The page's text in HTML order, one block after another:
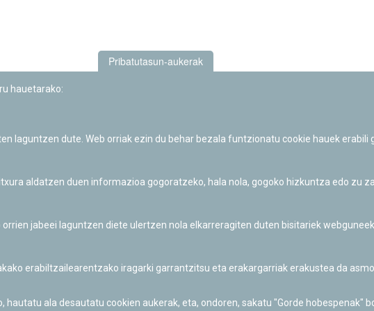
Pribatutasun-aukerak
hauetarako:
laguntzen dute. Web orriak ezin du behar bezala funtzionatu cookie hauek erabili
aldatzen duen informazioa gogoratzeko, hala nola, gogoko hizkuntza edo zu
jabeei laguntzen diete ulertzen nola elkarreragiten duten bisitariek
erabiltzailearentzako iragarki garrantzitsu eta erakargarriak erakustea da
ala desautatu cookien aukerak, eta, ondoren, sakatu "Gorde hobespenak"